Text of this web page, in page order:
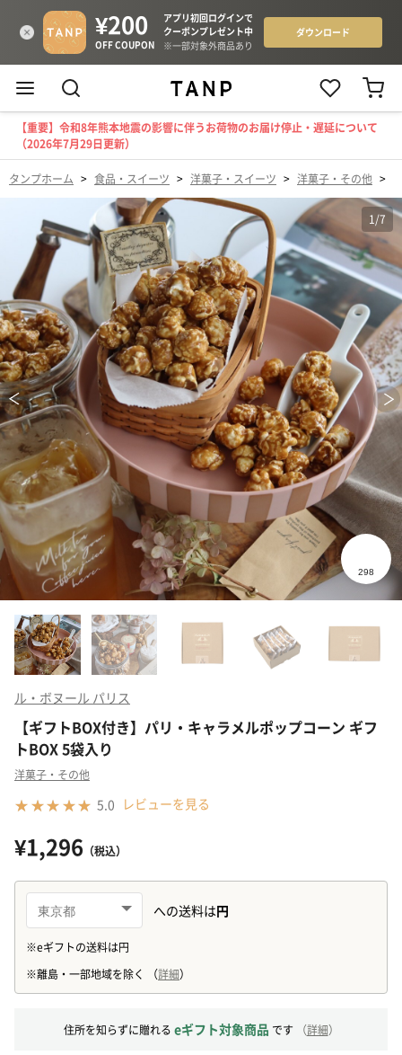
【重要】令和8年熊本地震の影響に伴うお荷物のお届け停止・遅延について
（2026年7月29日更新）
タンプホーム > 食品・スイーツ > 洋菓子・スイーツ > 洋菓子・その他 >
1/7
ル・ボヌール パリス
【ギフトBOX付き】パリ・キャラメルポップコーン ギフ
トBOX 5袋入り
洋菓子・その他
5.0 レビューを見る
¥1,296 （税込）
住所を知らずに贈れる eギフト対象商品 です （詳細）